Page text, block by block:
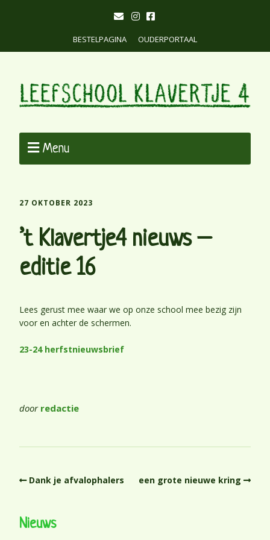
BESTELPAGINA OUDERPORTAAL
Menu
27 OKTOBER 2023
’t Klavertje4 nieuws –
editie 16
Lees gerust mee waar we op onze school mee bezig zijn
voor en achter de schermen.
23-24 herfstnieuwsbrief
door redactie
Dank je afvalophalers een grote nieuwe kring
Nieuws